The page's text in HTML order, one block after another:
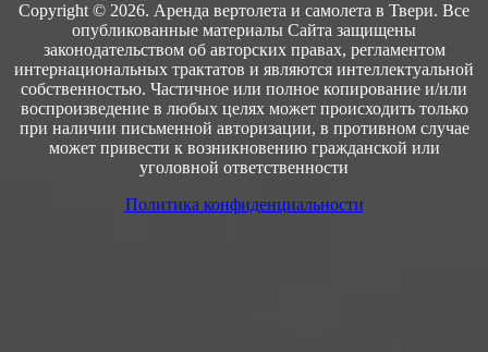
Copyright © 2026. Аренда вертолета и самолета в Твери. Все
опубликованные материалы Сайта защищены
законодательством об авторских правах, регламентом
интернациональных трактатов и являются интеллектуальной
собственностью. Частичное или полное копирование и/или
воспроизведение в любых целях может происходить только
при наличии письменной авторизации, в противном случае
может привести к возникновению гражданской или
уголовной ответственности
Политика конфиденциальности